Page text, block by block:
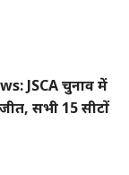
JSCA चुनाव में
सभी 15 सीटों